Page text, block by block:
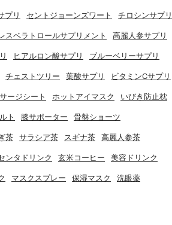
プリ セントジョーンズワート チロシンサプリ
スベラトロールサプリメント 高麗人参サプリ
ヒアルロン酸サプリ ブルーベリーサプリ
チェストツリー 葉酸サプリ ビタミンCサプリ
ージシート ホットアイマスク いびき防止枕
ト 膝サポーター 骨盤ショーツ
茶 サラシア茶 スギナ茶 高麗人参茶
ンタドリンク 玄米コーヒー 美容ドリンク
マスクスプレー 保湿マスク 洗眼薬